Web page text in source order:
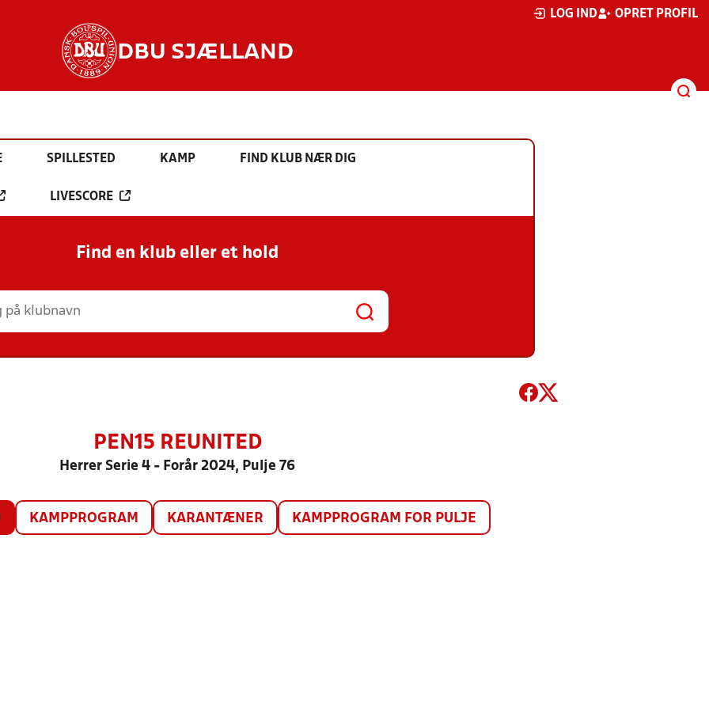
LOG IND OPRET PROFIL
DBU SJÆLLAND
SPILLESTED KAMP FIND KLUB NÆR DIG
LIVESCORE
Find en klub eller et hold
PEN15 REUNITED
Herrer Serie 4 - Forår 2024, Pulje 76
KAMPPROGRAM KARANTÆNER KAMPPROGRAM FOR PULJE